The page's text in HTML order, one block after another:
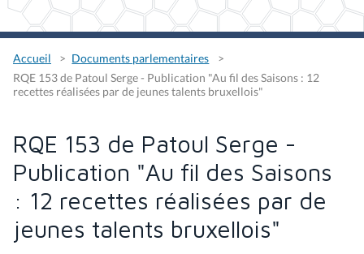
Accueil
Documents parlementaires
RQE 153 de Patoul Serge - Publication "Au fil des Saisons : 12
recettes réalisées par de jeunes talents bruxellois"
RQE 153 de Patoul Serge -
Publication "Au fil des Saisons
: 12 recettes réalisées par de
jeunes talents bruxellois"